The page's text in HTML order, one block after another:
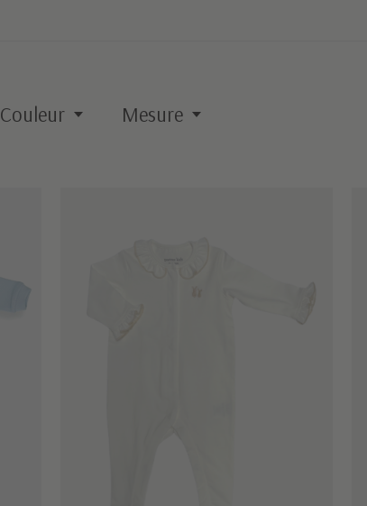
Couleur Mesure